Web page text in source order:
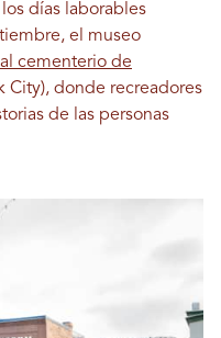
días laborables
el museo
cementerio de
City), donde recreadores
de las personas